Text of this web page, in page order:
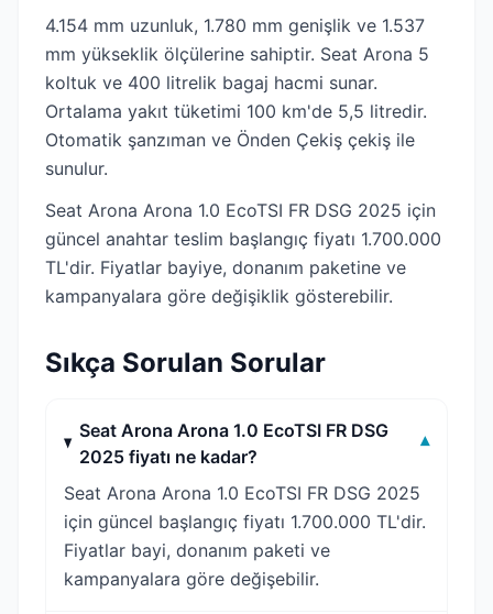
4.154 mm uzunluk, 1.780 mm genişlik ve 1.537
mm yükseklik ölçülerine sahiptir. Seat Arona 5
koltuk ve 400 litrelik bagaj hacmi sunar.
Ortalama yakıt tüketimi 100 km'de 5,5 litredir.
Otomatik şanzıman ve Önden Çekiş çekiş ile
sunulur.
Seat Arona Arona 1.0 EcoTSI FR DSG 2025 için
güncel anahtar teslim başlangıç fiyatı 1.700.000
TL'dir. Fiyatlar bayiye, donanım paketine ve
kampanyalara göre değişiklik gösterebilir.
Sıkça Sorulan Sorular
Seat Arona Arona 1.0 EcoTSI FR DSG
2025 fiyatı ne kadar?
▾
Seat Arona Arona 1.0 EcoTSI FR DSG 2025
için güncel başlangıç fiyatı 1.700.000 TL'dir.
Fiyatlar bayi, donanım paketi ve
kampanyalara göre değişebilir.